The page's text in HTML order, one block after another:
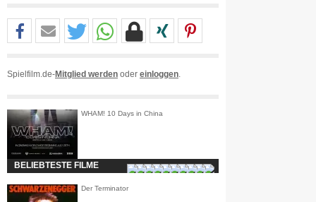
Spielfilm.de-Mitglied werden oder einloggen
WHAM! 10 Days in China
BELIEBTESTE FILME
Der Terminator